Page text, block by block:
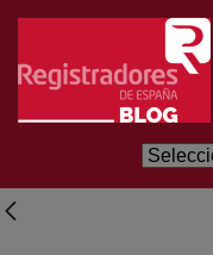
Skip to Main Content